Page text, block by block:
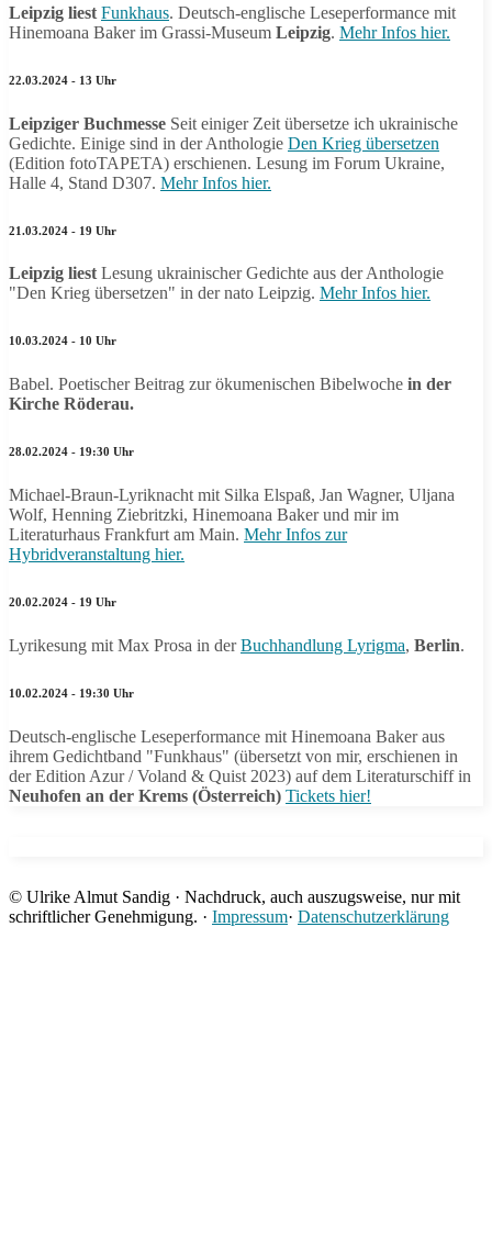
Leipzig liest Funkhaus. Deutsch-englische Leseperformance mit
Hinemoana Baker im Grassi-Museum Leipzig. Mehr Infos hier.
22.03.2024 - 13 Uhr
Leipziger Buchmesse Seit einiger Zeit übersetze ich ukrainische
Gedichte. Einige sind in der Anthologie Den Krieg übersetzen
(Edition fotoTAPETA) erschienen. Lesung im Forum Ukraine,
Halle 4, Stand D307. Mehr Infos hier.
21.03.2024 - 19 Uhr
Leipzig liestLesung ukrainischer Gedichte aus der Anthologie
"Den Krieg übersetzen" in der nato Leipzig. Mehr Infos hier.
10.03.2024 - 10 Uhr
Babel. Poetischer Beitrag zur ökumenischen Bibelwoche in der
Kirche Röderau.
28.02.2024 - 19:30 Uhr
Michael-Braun-Lyriknacht mit Silka Elspaß, Jan Wagner, Uljana
Wolf, Henning Ziebritzki, Hinemoana Baker und mir im
Literaturhaus Frankfurt am Main. Mehr Infos zur
Hybridveranstaltung hier.
20.02.2024 - 19 Uhr
Lyrikesung mit Max Prosa in derBuchhandlung Lyrigma, Berlin.
10.02.2024 - 19:30 Uhr
Deutsch-englische Leseperformance mit Hinemoana Baker aus
ihrem Gedichtband "Funkhaus" (übersetzt von mir, erschienen in
der Edition Azur / Voland & Quist 2023) auf dem Literaturschiff in
Neuhofen an der Krems (Österreich) Tickets hier!
© Ulrike Almut Sandig · Nachdruck, auch auszugsweise, nur mit
schriftlicher Genehmigung. · Impressum· Datenschutzerklärung